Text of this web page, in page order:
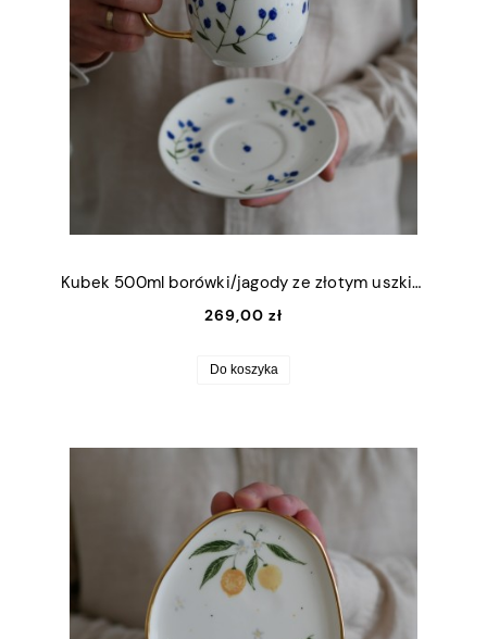
Kubek 500ml borówki/jagody ze złotym uszkiem + talerzyk 15cm
269,00 zł
Do koszyka